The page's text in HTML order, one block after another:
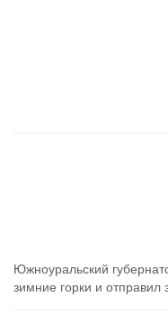
Южноуральский
зимние горки и отправил